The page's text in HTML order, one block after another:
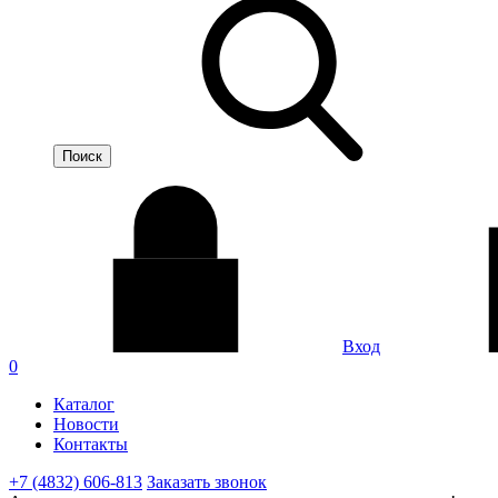
Вход
0
Каталог
Новости
Контакты
+7 (4832) 606-813 Заказать звонок